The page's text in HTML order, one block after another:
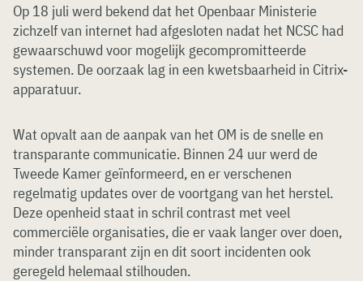
Op 18 juli werd bekend dat het Openbaar Ministerie
zichzelf van internet had afgesloten nadat het NCSC had
gewaarschuwd voor mogelijk gecompromitteerde
systemen. De oorzaak lag in een kwetsbaarheid in Citrix-
apparatuur.
Wat opvalt aan de aanpak van het OM is de snelle en
transparante communicatie. Binnen 24 uur werd de
Tweede Kamer geïnformeerd, en er verschenen
regelmatig updates over de voortgang van het herstel.
Deze openheid staat in schril contrast met veel
commerciële organisaties, die er vaak langer over doen,
minder transparant zijn en dit soort incidenten ook
geregeld helemaal stilhouden.